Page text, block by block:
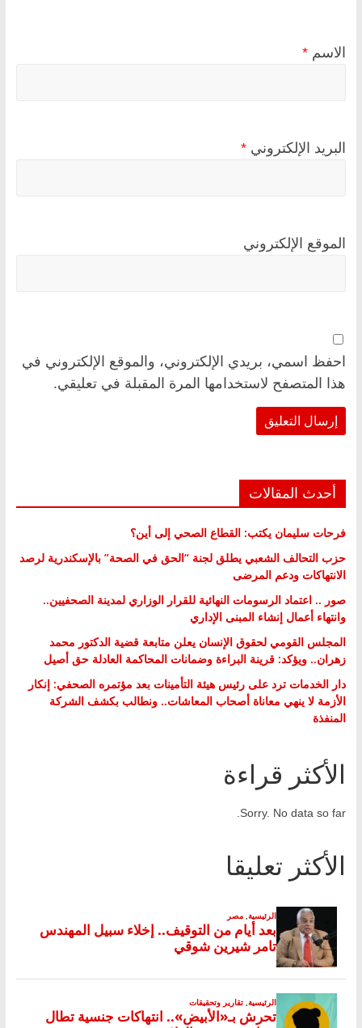
الاسم *
البريد الإلكتروني *
الموقع الإلكتروني
احفظ اسمي، بريدي الإلكتروني، والموقع الإلكتروني في
هذا المتصفح لاستخدامها المرة المقبلة في تعليقي.
أحدث المقالات
فرحات سليمان يكتب: القطاع الصحي إلى أين؟
حزب التحالف الشعبي يطلق لجنة “الحق في الصحة” بالإسكندرية لرصد
الانتهاكات ودعم المرضى
صور .. اعتماد الرسومات النهائية للقرار الوزاري لمدينة الصحفيين..
وانتهاء أعمال إنشاء المبنى الإداري
المجلس القومي لحقوق الإنسان يعلن متابعة قضية الدكتور محمد
زهران.. ويؤكد: قرينة البراءة وضمانات المحاكمة العادلة حق أصيل
دار الخدمات ترد على رئيس هيئة التأمينات بعد مؤتمره الصحفي: إنكار
الأزمة لا ينهي معاناة أصحاب المعاشات.. ونطالب بكشف الشركة
المنفذة
الأكثر قراءة
Sorry. No data so far.
الأكثر تعليقا